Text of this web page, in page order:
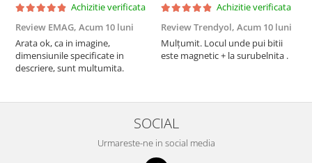
Achizitie verificata
Review EMAG, Acum 10 luni
Arata ok, ca in imagine,
dimensiunile specificate in
descriere, sunt multumita.
Achizitie verificata
Review Trendyol, Acum 10 luni
Mulțumit. Locul unde pui bitii
este magnetic + la surubelnita .
SOCIAL
Urmareste-ne in social media